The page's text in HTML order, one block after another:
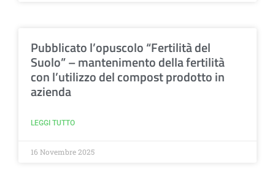
Pubblicato l’opuscolo “Fertilità del
Suolo” – mantenimento della fertilità
con l’utilizzo del compost prodotto in
azienda
LEGGI TUTTO
16 Novembre 2025